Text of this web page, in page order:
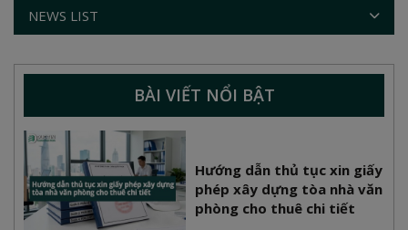
NEWS LIST
BÀI VIẾT NỔI BẬT
Hướng dẫn thủ tục xin giấy
phép xây dựng tòa nhà văn
phòng cho thuê chi tiết